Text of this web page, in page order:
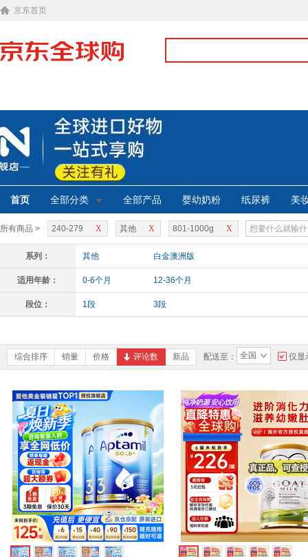
京东首页
首页 全部分类 全部产品 婴幼奶粉 纸尿裤 美
所有商品 > X
240-279 X
其他 X
801-1000g
系列： 其他 白金澳洲版
适用年龄： 0-6个月 12-36个月
段位： 1段 3段
综合排序 销量 价格 评论数 新品 配送至： 全国 仅显